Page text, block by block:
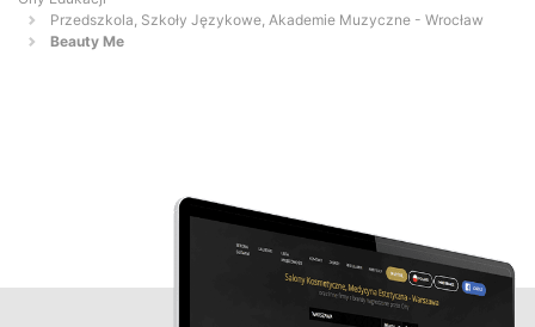
Przedszkola, Szkoły Językowe, Akademie Muzyczne - Wrocław
Beauty Me